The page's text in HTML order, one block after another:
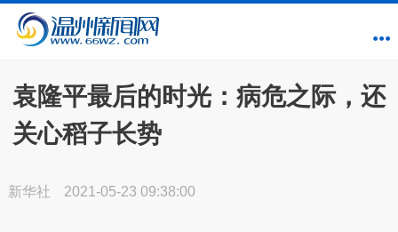
袁隆平最后的时光：病危之际，还
关心稻子长势
新华社 2021-05-23 09:38:00